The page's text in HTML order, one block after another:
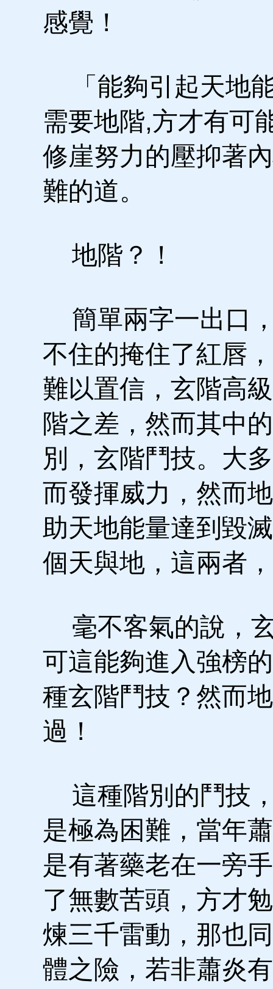
感覺！
「能夠引起天地
需要地階,方才有可
修崖努力的壓抑著
難的道。
地階？！
簡單兩字一出口
不住的掩住了紅唇
難以置信，玄階高
階之差，然而其中
別，玄階鬥技。大
而發揮威力，然而
助天地能量達到毀
個天與地，這兩者
毫不客氣的說，
可這能夠進入強榜
種玄階鬥技？然而
過！
這種階別的鬥技
是極為困難，當年
是有著藥老在一旁
了無數苦頭，方才
煉三千雷動，那也
體之險，若非蕭炎